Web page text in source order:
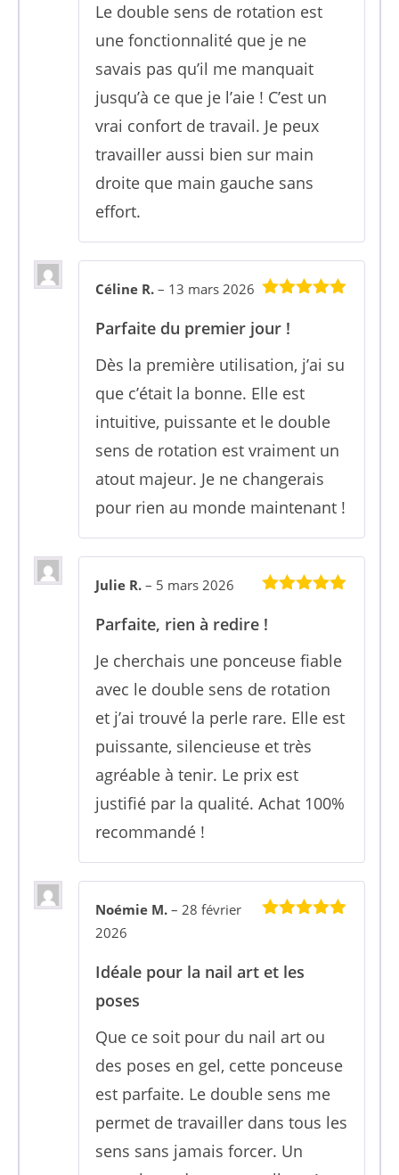
Le double sens de rotation est
une fonctionnalité que je ne
savais pas qu’il me manquait
jusqu’à ce que je l’aie ! C’est un
vrai confort de travail. Je peux
travailler aussi bien sur main
droite que main gauche sans
effort.
Céline R. – 13 mars 2026
Parfaite du premier jour !
Dès la première utilisation, j’ai su
que c’était la bonne. Elle est
intuitive, puissante et le double
sens de rotation est vraiment un
atout majeur. Je ne changerais
pour rien au monde maintenant !
Julie R. – 5 mars 2026
Parfaite, rien à redire !
Je cherchais une ponceuse fiable
avec le double sens de rotation
et j’ai trouvé la perle rare. Elle est
puissante, silencieuse et très
agréable à tenir. Le prix est
justifié par la qualité. Achat 100%
recommandé !
Noémie M. – 28 février
2026
Idéale pour la nail art et les
poses
Que ce soit pour du nail art ou
des poses en gel, cette ponceuse
est parfaite. Le double sens me
permet de travailler dans tous les
sens sans jamais forcer. Un